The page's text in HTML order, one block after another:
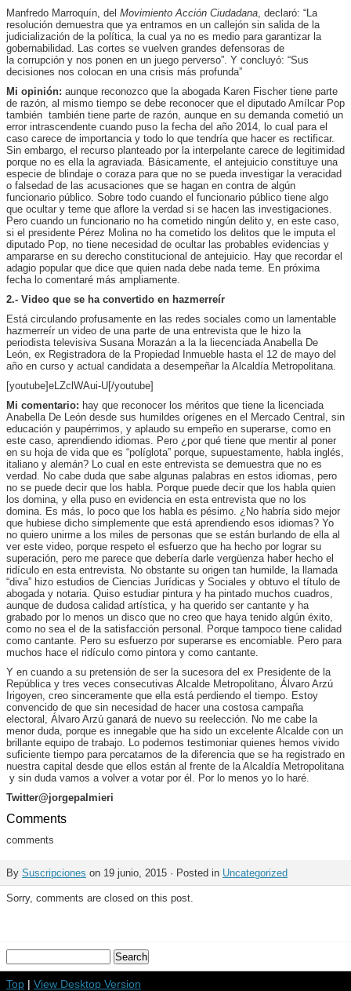
Manfredo Marroquín, del Movimiento Acción Ciudadana, declaró: “La
resolución demuestra que ya entramos en un callejón sin salida de la
judicialización de la política, la cual ya no es medio para garantizar la
gobernabilidad. Las cortes se vuelven grandes defensoras de
la corrupción y nos ponen en un juego perverso”. Y concluyó: “Sus
decisiones nos colocan en una crisis más profunda”
Mi opinión: aunque reconozco que la abogada Karen Fischer tiene parte
de razón, al mismo tiempo se debe reconocer que el diputado Amílcar Pop
también también tiene parte de razón, aunque en su demanda cometió un
error intrascendente cuando puso la fecha del año 2014, lo cual para el
caso carece de importancia y todo lo que tendría que hacer es rectificar.
Sin embargo, el recurso planteado por la interpelante carece de legitimidad
porque no es ella la agraviada. Básicamente, el antejuicio constituye una
especie de blindaje o coraza para que no se pueda investigar la veracidad
o falsedad de las acusaciones que se hagan en contra de algún
funcionario público. Sobre todo cuando el funcionario público tiene algo
que ocultar y teme que aflore la verdad si se hacen las investigaciones.
Pero cuando un funcionario no ha cometido ningún delito y, en este caso,
si el presidente Pérez Molina no ha cometido los delitos que le imputa el
diputado Pop, no tiene necesidad de ocultar las probables evidencias y
ampararse en su derecho constitucional de antejuicio. Hay que recordar el
adagio popular que dice que quien nada debe nada teme. En próxima
fecha lo comentaré más ampliamente.
2.- Video que se ha convertido en hazmerreír
Está circulando profusamente en las redes sociales como un lamentable
hazmerreír un video de una parte de una entrevista que le hizo la
periodista televisiva Susana Morazán a la la liecenciada Anabella De
León, ex Registradora de la Propiedad Inmueble hasta el 12 de mayo del
año en curso y actual candidata a desempeñar la Alcaldía Metropolitana.
[youtube]eLZclWAui-U[/youtube]
Mi comentario: hay que reconocer los méritos que tiene la licenciada
Anabella De León desde sus humildes orígenes en el Mercado Central, sin
educación y paupérrimos, y aplaudo su empeño en superarse, como en
este caso, aprendiendo idiomas. Pero ¿por qué tiene que mentir al poner
en su hoja de vida que es “políglota” porque, supuestamente, habla inglés,
italiano y alemán? Lo cual en este entrevista se demuestra que no es
verdad. No cabe duda que sabe algunas palabras en estos idiomas, pero
no se puede decir que los habla. Porque puede decir que los habla quien
los domina, y ella puso en evidencia en esta entrevista que no los
domina. Es más, lo poco que los habla es pésimo. ¿No habría sido mejor
que hubiese dicho simplemente que está aprendiendo esos idiomas? Yo
no quiero unirme a los miles de personas que se están burlando de ella al
ver este video, porque respeto el esfuerzo que ha hecho por lograr su
superación, pero me parece que debería darle vergüenza haber hecho el
ridículo en esta entrevista. No obstante su origen tan humilde, la llamada
“diva” hizo estudios de Ciencias Jurídicas y Sociales y obtuvo el título de
abogada y notaria. Quiso estudiar pintura y ha pintado muchos cuadros,
aunque de dudosa calidad artística, y ha querido ser cantante y ha
grabado por lo menos un disco que no creo que haya tenido algún éxito,
como no sea el de la satisfacción personal. Porque tampoco tiene calidad
como cantante. Pero su esfuerzo por superarse es encomiable. Pero para
muchos hace el ridículo como pintora y como cantante.
Y en cuando a su pretensión de ser la sucesora del ex Presidente de la
República y tres veces consecutivas Alcalde Metropolitano, Álvaro Arzú
Irigoyen, creo sinceramente que ella está perdiendo el tiempo. Estoy
convencido de que sin necesidad de hacer una costosa campaña
electoral, Álvaro Arzú ganará de nuevo su reelección. No me cabe la
menor duda, porque es innegable que ha sido un excelente Alcalde con un
brillante equipo de trabajo. Lo podemos testimoniar quienes hemos vivido
suficiente tiempo para percatarnos de la diferencia que se ha registrado en
nuestra capital desde que ellos están al frente de la Alcaldía Metropolitana
y sin duda vamos a volver a votar por él. Por lo menos yo lo haré.
Twitter@jorgepalmieri
Comments
comments
By Suscripciones on 19 junio, 2015 · Posted in Uncategorized
Sorry, comments are closed on this post.
Top | View Desktop Version